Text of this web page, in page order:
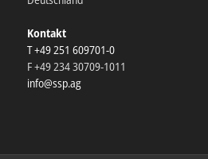
Kontakt
T +49 251 609701-0
F +49 234 30709-1011
info@ssp.ag